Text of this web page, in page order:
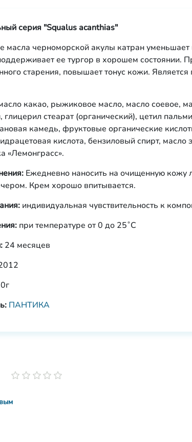
серия "Squalus acanthias"
масла черноморской акулы катран
ее тургор в хорошем состоянии.
старения, повышает тонус кожи. Является
какао, рыжиковое масло, масло соевое,
стеарат (органический), цетил
камедь, фруктовые органические
кислота, бензиловый спирт,
«Лемонграсс».
Ежедневно наносить на очищенную кожу
Крем хорошо впитывается.
индивидуальная чувствительность к
при температуре от 0 до 25˚С
24 месяцев
ПАНТИКА